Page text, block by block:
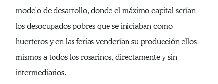
modelo de desarrollo, donde el máximo capital serían
los desocupados pobres que se iniciaban como
huerteros y en las ferias venderían su producción ellos
mismos a todos los rosarinos, directamente y sin
intermediarios.